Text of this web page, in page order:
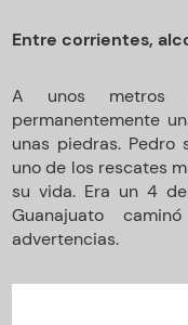
Entre corrientes,
A unos metros
permanentemente
unas piedras. Pedro
uno de los rescates
su vida. Era un 4
Guanajuato
advertencias.